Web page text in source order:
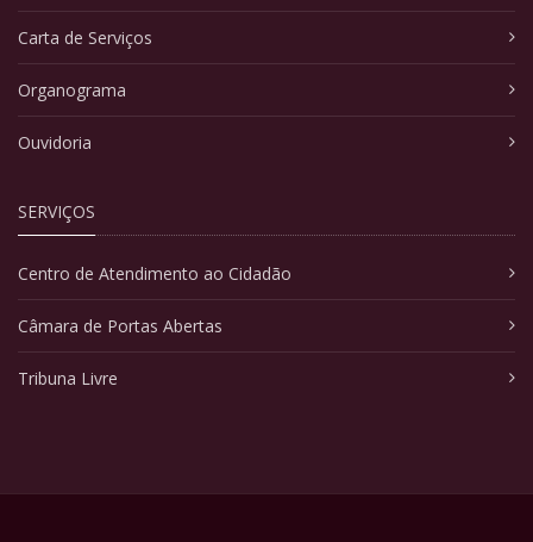
Carta de Serviços
Organograma
Ouvidoria
SERVIÇOS
Centro de Atendimento ao Cidadão
Câmara de Portas Abertas
Tribuna Livre